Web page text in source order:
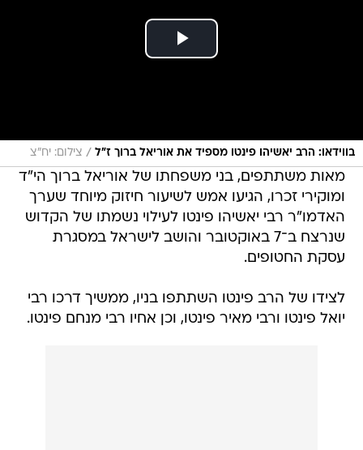
בווידאו: הרב יאשיהו פינטו מספיד את אוריאל ברוך ז"ל / צילום: יח"צ
מאות משתתפים, בני משפחתו של אוריאל ברוך הי"ד
ומוקירי זכרו, הגיעו אמש לשיעור חיזוק מיוחד שערך
האדמו"ר רבי יאשיהו פינטו לעילוי נשמתו של הקדוש
שנרצח ב־7 באוקטובר והושב לישראל במסגרת
עסקת החטופים.
לצידו של הרב פינטו השתתפו בניו, ממשיך דרכו רבי
יואל פינטו ורבי מאיר פינטו, וכן אחיו רבי מנחם פינטו.